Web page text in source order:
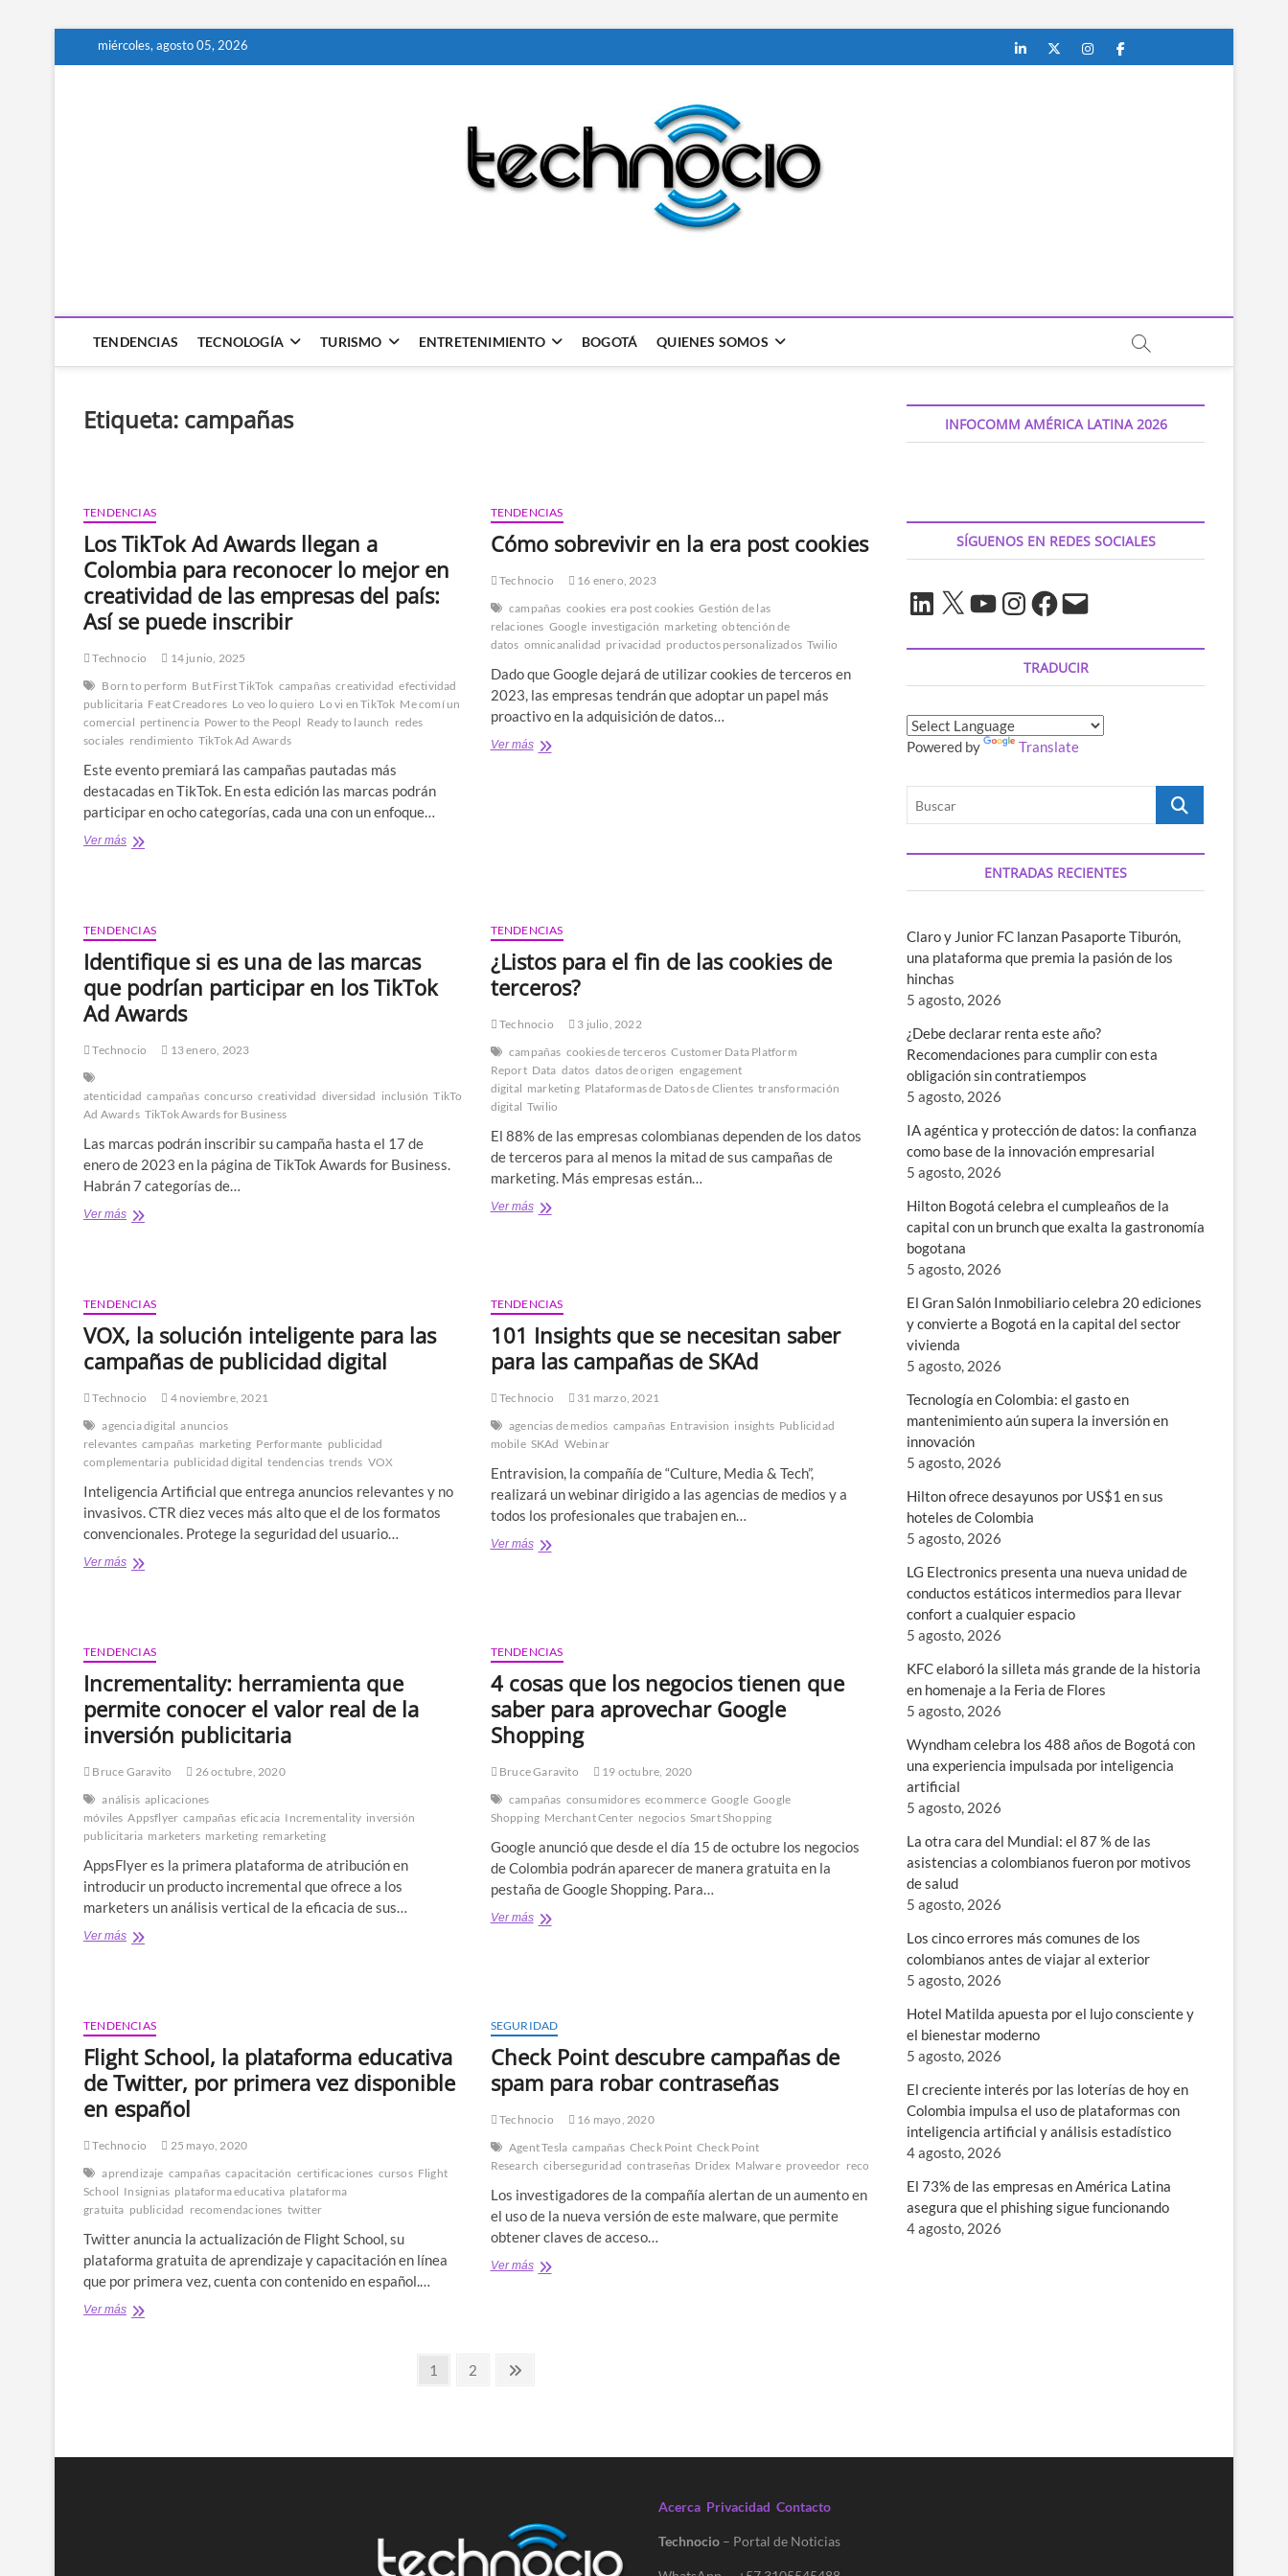
miércoles, agosto 05, 2026 Linkedin
TwitterInstagram
Facebook
TENDENCIAS TECNOLOGÍA TURISMO ENTRETENIMIENTO BOGOTÁ QUIENES SOMOS
Etiqueta: campañas
TENDENCIAS
Los TikTok Ad Awards llegan a
Colombia para reconocer lo mejor en
creatividad de las empresas del país:
Así se puede inscribir
Technocio
14 junio, 2025
Born to perform But First TikTok campañas creatividad efectividad
publicitaria Feat Creadores Lo veo lo quiero Lo vi en TikTok Me comí un
comercial pertinencia Power to the Peopl Ready to launch redes
sociales rendimiento TikTok Ad Awards
Este evento premiará las campañas pautadas más
destacadas en TikTok. En esta edición las marcas podrán
participar en ocho categorías, cada una con un enfoque…
Ver másLos
a
Colombia
para
reconocer
lo
mejor
creatividad
empresas
del
Así
se
puede
TENDENCIAS
Cómo sobrevivir en la era post cookies
Technocio
16 enero, 2023
campañas cookies era post cookies Gestión de las
relaciones Google investigación marketing obtención de
datos omnicanalidad privacidad productos personalizados Twilio
Dado que Google dejará de utilizar cookies de terceros en
2023, las empresas tendrán que adoptar un papel más
proactivo en la adquisición de datos…
Ver másCómo
TENDENCIAS
Identifique si es una de las marcas
que podrían participar en los TikTok
Ad Awards
Technocio 13 enero, 2023
atenticidad campañas concurso creatividad diversidad inclusión TikTok
TikTok
Ad Awards TikTok Awards for Business
Las marcas podrán inscribir su campaña hasta el 17 de
enero de 2023 en la página de TikTok Awards for Business.
Habrán 7 categorías de…
Ver másIdentifique
las
marcas
que
podrían
participar
los
TikTok
Awards
TENDENCIAS
¿Listos para el fin de las cookies de
terceros?
Technocio
3 julio, 2022
campañas cookies de terceros Customer Data Platform
Report Data datos datos de origen engagement
digital marketing Plataformas de Datos de Clientes transformación
digital Twilio
El 88% de las empresas colombianas dependen de los datos
de terceros para al menos la mitad de sus campañas de
marketing. Más empresas están…
Ver más¿Listos
cookies
de
terceros?
TENDENCIAS
VOX, la solución inteligente para las
campañas de publicidad digital
Technocio
4 noviembre, 2021
agencia digital anuncios
relevantes campañas marketing Performante publicidad
complementaria publicidad digital tendencias trends VOX
Inteligencia Artificial que entrega anuncios relevantes y no
invasivos. CTR diez veces más alto que el de los formatos
convencionales. Protege la seguridad del usuario…
Ver másVOX,
las
campañas
de
publicidad
digital
TENDENCIAS
101 Insights que se necesitan saber
para las campañas de SKAd
Technocio
31 marzo, 2021
agencias de medios campañas Entravision insights Publicidad
mobile SKAd Webinar
Entravision, la compañía de “Culture, Media & Tech”,
realizará un webinar dirigido a las agencias de medios y a
todos los profesionales que trabajen en…
Ver más101
para
las
campañas
SKAd
TENDENCIAS
Incrementality: herramienta que
permite conocer el valor real de la
inversión publicitaria
Bruce Garavito
26 octubre, 2020
análisis aplicaciones
móviles Appsflyer campañas eficacia Incrementality inversión
publicitaria marketers marketing remarketing
AppsFlyer es la primera plataforma de atribución en
introducir un producto incremental que ofrece a los
marketers un análisis vertical de la eficacia de sus…
Ver másIncrementality:
el
valor
real
la
inversión
publicitaria
TENDENCIAS
4 cosas que los negocios tienen que
saber para aprovechar Google
Shopping
Bruce Garavito
19 octubre, 2020
campañas consumidores ecommerce Google Google
Shopping Merchant Center negocios Smart Shopping
Google anunció que desde el día 15 de octubre los negocios
de Colombia podrán aparecer de manera gratuita en la
pestaña de Google Shopping. Para…
Ver más4
que
saber
para
Google
TENDENCIAS
Flight School, la plataforma educativa
de Twitter, por primera vez disponible
en español
Technocio
25 mayo, 2020
aprendizaje campañas capacitación certificaciones cursos Flight
School Insignias plataforma educativa plataforma
gratuita publicidad recomendaciones twitter
Twitter anuncia la actualización de Flight School, su
plataforma gratuita de aprendizaje y capacitación en línea
que por primera vez, cuenta con contenido en español.…
Ver másFlight
SEGURIDAD
Check Point descubre campañas de
spam para robar contraseñas
Technocio
16 mayo, 2020
Agent Tesla campañas Check Point Check Point
Research ciberseguridad contraseñas Dridex Malware proveedor recomendaciones
Los investigadores de la compañía alertan de un aumento en
el uso de la nueva versión de este malware, que permite
obtener claves de acceso…
Ver másCheck
Página
1 Página
2
INFOCOMM AMÉRICA LATINA 2026
SÍGUENOS EN REDES SOCIALES
LinkedIn
X YouTubeInstagram
Facebook
Correo
electrónico
TRADUCIR
Powered by Translate
Buscar
ENTRADAS RECIENTES
Claro y Junior FC lanzan Pasaporte Tiburón,
una plataforma que premia la pasión de los
hinchas
5 agosto, 2026
¿Debe declarar renta este año?
Recomendaciones para cumplir con esta
obligación sin contratiempos
5 agosto, 2026
IA agéntica y protección de datos: la confianza
como base de la innovación empresarial
5 agosto, 2026
Hilton Bogotá celebra el cumpleaños de la
capital con un brunch que exalta la gastronomía
bogotana
5 agosto, 2026
El Gran Salón Inmobiliario celebra 20 ediciones
y convierte a Bogotá en la capital del sector
vivienda
5 agosto, 2026
Tecnología en Colombia: el gasto en
mantenimiento aún supera la inversión en
innovación
5 agosto, 2026
Hilton ofrece desayunos por US$1 en sus
hoteles de Colombia
5 agosto, 2026
LG Electronics presenta una nueva unidad de
conductos estáticos intermedios para llevar
confort a cualquier espacio
5 agosto, 2026
KFC elaboró la silleta más grande de la historia
en homenaje a la Feria de Flores
5 agosto, 2026
Wyndham celebra los 488 años de Bogotá con
una experiencia impulsada por inteligencia
artificial
5 agosto, 2026
La otra cara del Mundial: el 87 % de las
asistencias a colombianos fueron por motivos
de salud
5 agosto, 2026
Los cinco errores más comunes de los
colombianos antes de viajar al exterior
5 agosto, 2026
Hotel Matilda apuesta por el lujo consciente y
el bienestar moderno
5 agosto, 2026
El creciente interés por las loterías de hoy en
Colombia impulsa el uso de plataformas con
inteligencia artificial y análisis estadístico
4 agosto, 2026
El 73% de las empresas en América Latina
asegura que el phishing sigue funcionando
4 agosto, 2026
Acerca Privacidad Contacto
Technocio – Portal de Noticias